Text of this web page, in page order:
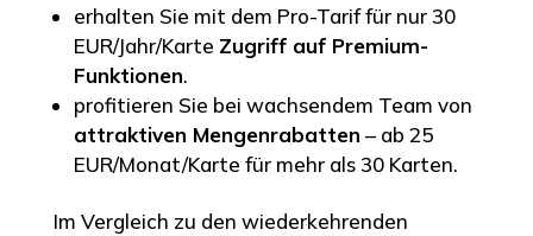
erhalten Sie mit dem Pro-Tarif für nur 30
EUR/Jahr/Karte Zugriff auf Premium-
Funktionen.
profitieren Sie bei wachsendem Team von
attraktiven Mengenrabatten – ab 25
EUR/Monat/Karte für mehr als 30 Karten.
Im Vergleich zu den wiederkehrenden